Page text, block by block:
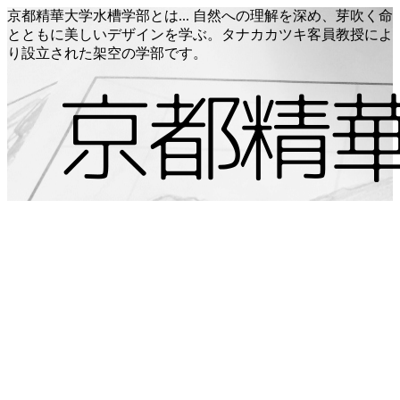
京都精華大学水槽学部とは... 自然への理解を深め、芽吹く命
とともに美しいデザインを学ぶ。タナカカツキ客員教授によ
り設立された架空の学部です。